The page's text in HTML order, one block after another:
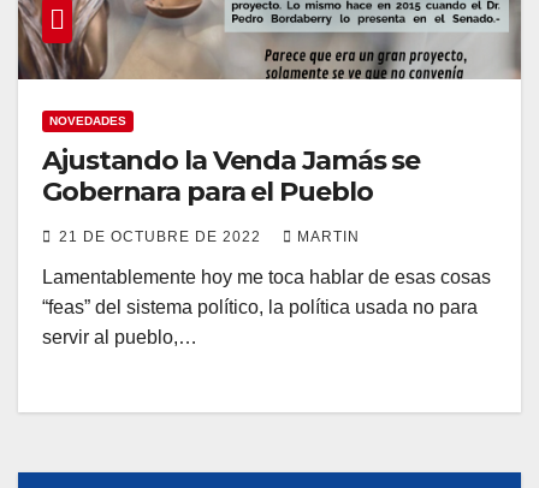
NOVEDADES
Ajustando la Venda Jamás se
Gobernara para el Pueblo
21 DE OCTUBRE DE 2022 MARTIN
Lamentablemente hoy me toca hablar de esas cosas
“feas” del sistema político, la política usada no para
servir al pueblo,…